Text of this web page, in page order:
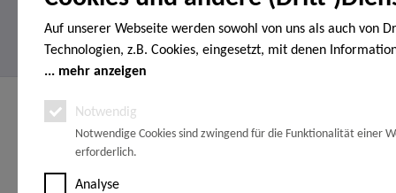
Auf unserer Webseite werden sowohl von uns als auch von
Technologien, z.B. Cookies, eingesetzt, mit denen
Endgerät gespeichert und/oder von Ihrem Endgerät
Analyse-, Marketing- und Statistik-Cookies. Bei den
handelt es sich um solche, die technisch notwendig sind, um
gewünschten Dienst bereitzustellen, die übrigen Cookies
Grund einer von Ihnen erteilten Einwilligung gesetzt. Die
mehr anzeigen
Notwendig
Notwendige Cookies sind zwingend für die Funktionalität einer
erforderlich.
Analyse
Service Hotline
Telefonische Unterstützung und Beratung